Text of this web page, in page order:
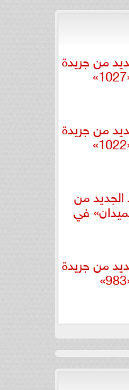
من جريدة
من جريدة
الجديد من
في
من جريدة